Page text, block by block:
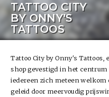
TATTOO CITY
BY ONNY'S
TATTOOS
Tattoo City by Onny's
shop gevestigd in het centrum
iedereen zich meteen welkom
geleid door meervoudig